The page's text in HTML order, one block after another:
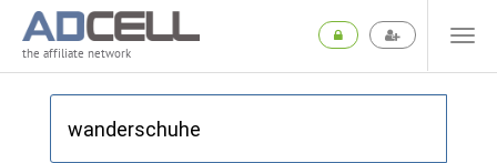
the affiliate network